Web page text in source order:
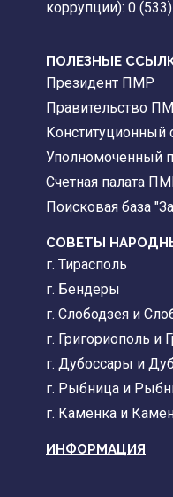
коррупции): 0
ПОЛЕЗНЫЕ
Президент ПМР
Правительство
Уполномоченный
Счетная палата
Поисковая база
СОВЕТЫ
г. Тирасполь
г. Бендеры
г. Слободзея и
г. Григориополь и
г. Дубоссары и
г. Рыбница и
г. Каменка и
ИНФОРМАЦИЯ